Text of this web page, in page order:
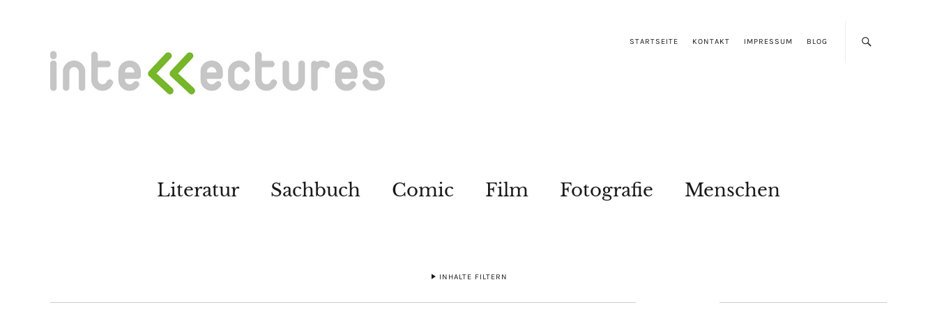
STARTSEITE KONTAKT IMPRESSUM BLOG
Literatur Sachbuch Comic Film Fotografie Menschen
INHALTE FILTERN